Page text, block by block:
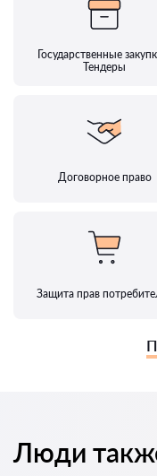
Государственные
Тендеры
Договорное право
Защита прав
Люди